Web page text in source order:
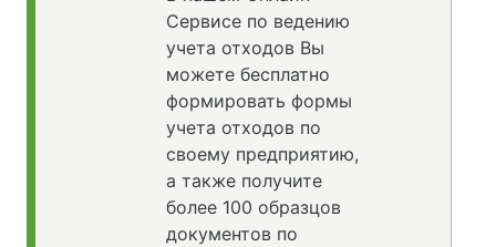
Сервисе по ведению
учета отходов Вы
можете бесплатно
формировать формы
учета отходов по
своему предприятию,
а также получите
более 100 образцов
документов по